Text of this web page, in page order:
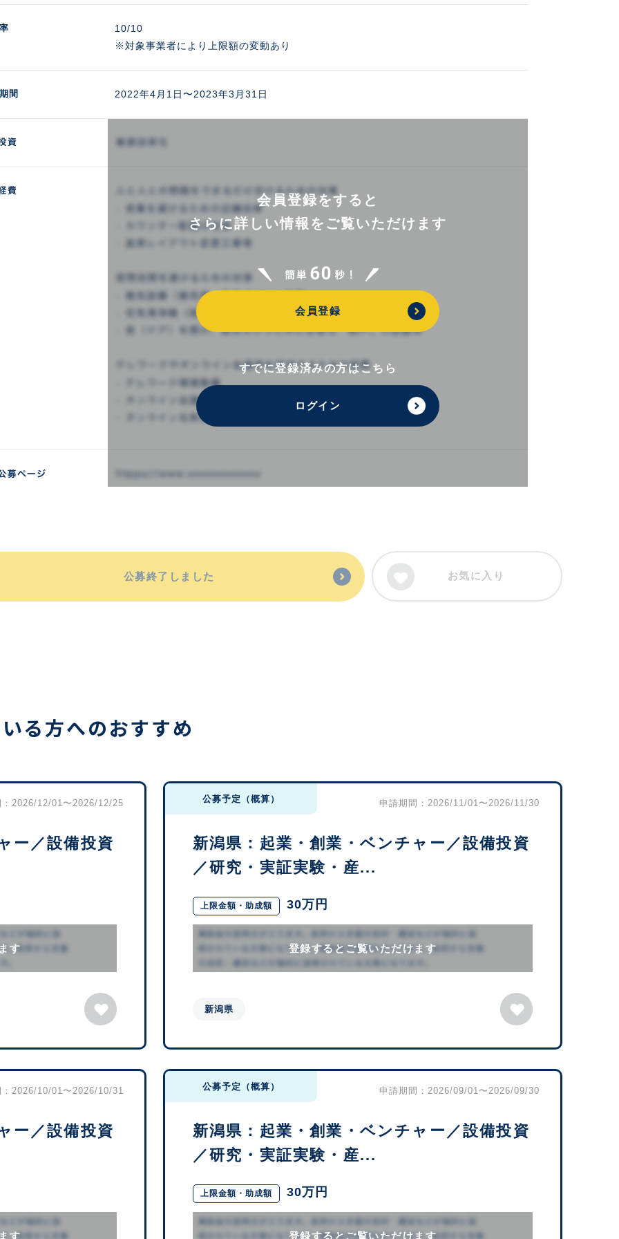
10/10
※対象事業者により上限額の変動あり
間 2022年4月1日〜2023年3月31日
会員登録をすると
さらに詳しい情報を ご覧いただけます
会員登録
すでに登録済みの方はこちら
ログイン
公募終了しました お気に入り
る方へのおすすめ
：2026/12/01〜2026/12/25
ー／設備投資
す
公募予定（概算） 申請期間：2026/11/01〜2026/11/30
新潟県：起業・創業・ベンチャー／設備投資
／研究・実証実験・産...
上限金額・助成額 30万円
登録するとご覧いただけます
新潟県
：2026/10/01〜2026/10/31
ー／設備投資
す
公募予定（概算） 申請期間：2026/09/01〜2026/09/30
新潟県：起業・創業・ベンチャー／設備投資
／研究・実証実験・産...
上限金額・助成額 30万円
登録するとご覧いただけます